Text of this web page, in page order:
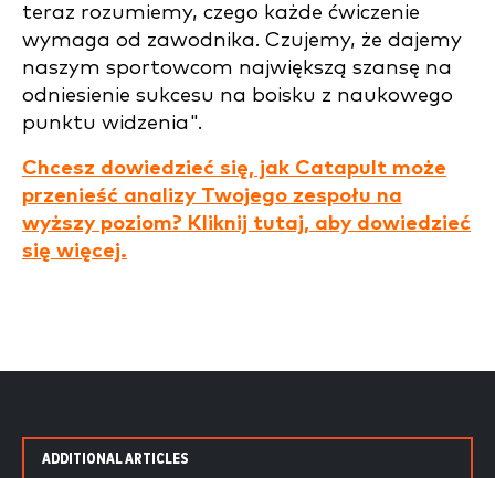
teraz rozumiemy, czego każde ćwiczenie
wymaga od zawodnika. Czujemy, że dajemy
naszym sportowcom największą szansę na
odniesienie sukcesu na boisku z naukowego
punktu widzenia".
Chcesz dowiedzieć się, jak Catapult może
przenieść analizy Twojego zespołu na
wyższy poziom? Kliknij tutaj, aby dowiedzieć
się więcej.
ADDITIONAL ARTICLES